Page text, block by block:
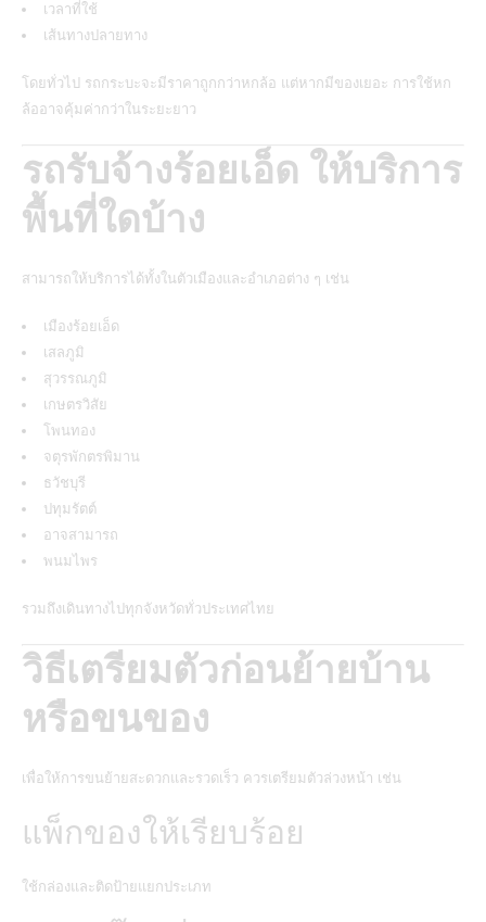
เวลาที่ใช้
เส้นทางปลายทาง
โดยทั่วไป รถกระบะจะมีราคาถูกกว่าหกล้อ แต่หากมีของเยอะ การใช้หก
ล้ออาจคุ้มค่ากว่าในระยะยาว
รถรับจ้างร้อยเอ็ด ให้บริการ
พื้นที่ใดบ้าง
สามารถให้บริการได้ทั้งในตัวเมืองและอำเภอต่าง ๆ เช่น
เมืองร้อยเอ็ด
เสลภูมิ
สุวรรณภูมิ
เกษตรวิสัย
โพนทอง
จตุรพักตรพิมาน
ธวัชบุรี
ปทุมรัตต์
อาจสามารถ
พนมไพร
รวมถึงเดินทางไปทุกจังหวัดทั่วประเทศไทย
วิธีเตรียมตัวก่อนย้ายบ้าน
หรือขนของ
เพื่อให้การขนย้ายสะดวกและรวดเร็ว ควรเตรียมตัวล่วงหน้า เช่น
แพ็กของให้เรียบร้อย
ใช้กล่องและติดป้ายแยกประเภท